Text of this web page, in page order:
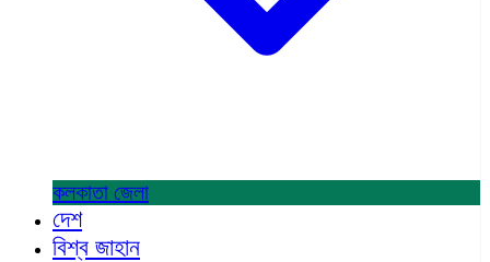
কলকাতা জেলা
দেশ
বিশ্ব জাহান